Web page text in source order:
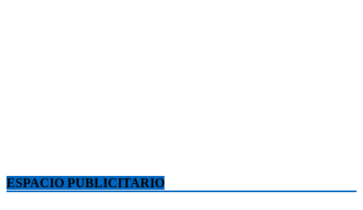
ESPACIO PUBLICITARIO